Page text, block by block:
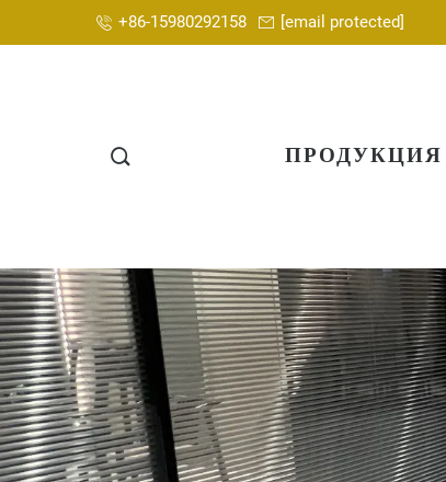
+86-15980292158 [email protected]
ПРОДУКЦИЯ